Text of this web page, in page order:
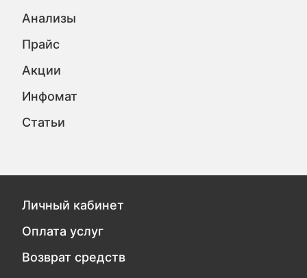
Анализы
Прайс
Акции
Инфомат
Статьи
Личный кабинет
Оплата услуг
Возврат средств